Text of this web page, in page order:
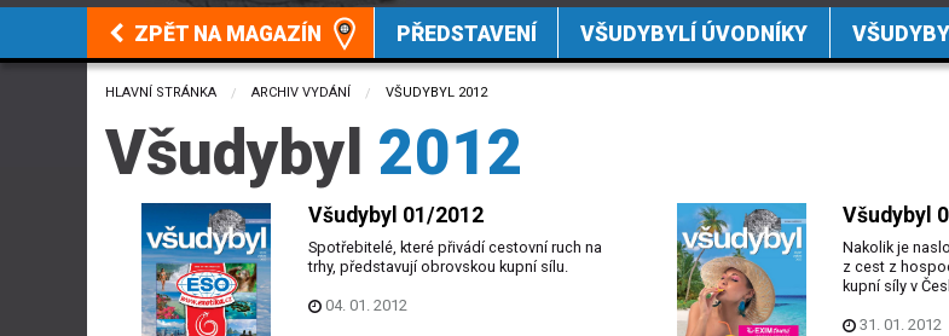
ZPĚT NA MAGAZÍN PŘEDSTAVENÍ VŠUDYBYLÍ ÚVODNÍKY
HLAVNÍ STRÁNKA ARCHIV VYDÁNÍ CURRENT:
VŠUDYBYL 2012
Všudybyl 2012
Všudybyl 01/2012
Spotřebitelé, které přivádí cestovní ruch na
trhy, představují obrovskou kupní sílu.
04. 01. 2012
Všudybyl
Nakolik je
z cest z
kupní síly v
31. 01. 2012